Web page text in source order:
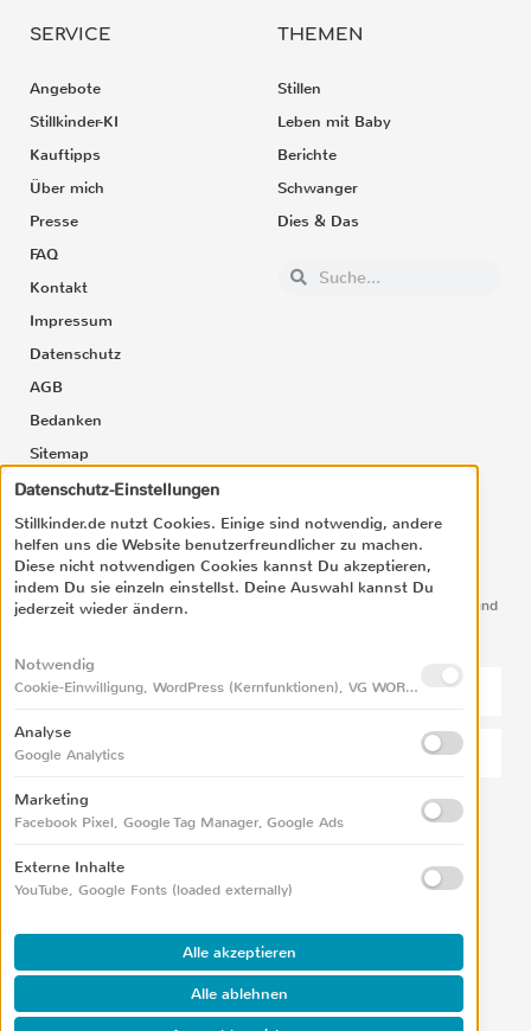
SERVICE
Angebote
Stillkinder-KI
Kauftipps
Über mich
Presse
FAQ
Kontakt
Impressum
Datenschutz
AGB
Bedanken
Sitemap
THEMEN
Stillen
Leben mit Baby
Berichte
Schwanger
Dies & Das
NEWSLETTER
Hol Dir die neuesten Tipps und Infos für eine angenehme Stillzeit und
TIPPS ABONNIEREN
FOLGE MIR AUF
Datenschutz-Einstellungen
Stillkinder.de nutzt Cookies. Einige sind notwendig, andere
helfen uns die Website benutzerfreundlicher zu machen.
Diese nicht notwendigen Cookies kannst Du akzeptieren,
indem Du sie einzeln einstellst. Deine Auswahl kannst Du
jederzeit wieder ändern.
Notwendig
Cookie-Einwilligung, WordPress (Kernfunktionen), VG WORT Zählmarken
Analyse
Google Analytics
Marketing
Facebook Pixel, Google Tag Manager, Google Ads
Externe Inhalte
YouTube, Google Fonts (loaded externally)
Alle akzeptieren
Alle ablehnen